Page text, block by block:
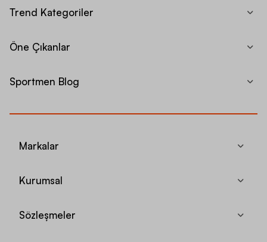
Trend Kategoriler
Öne Çıkanlar
Sportmen Blog
Markalar
Kurumsal
Sözleşmeler